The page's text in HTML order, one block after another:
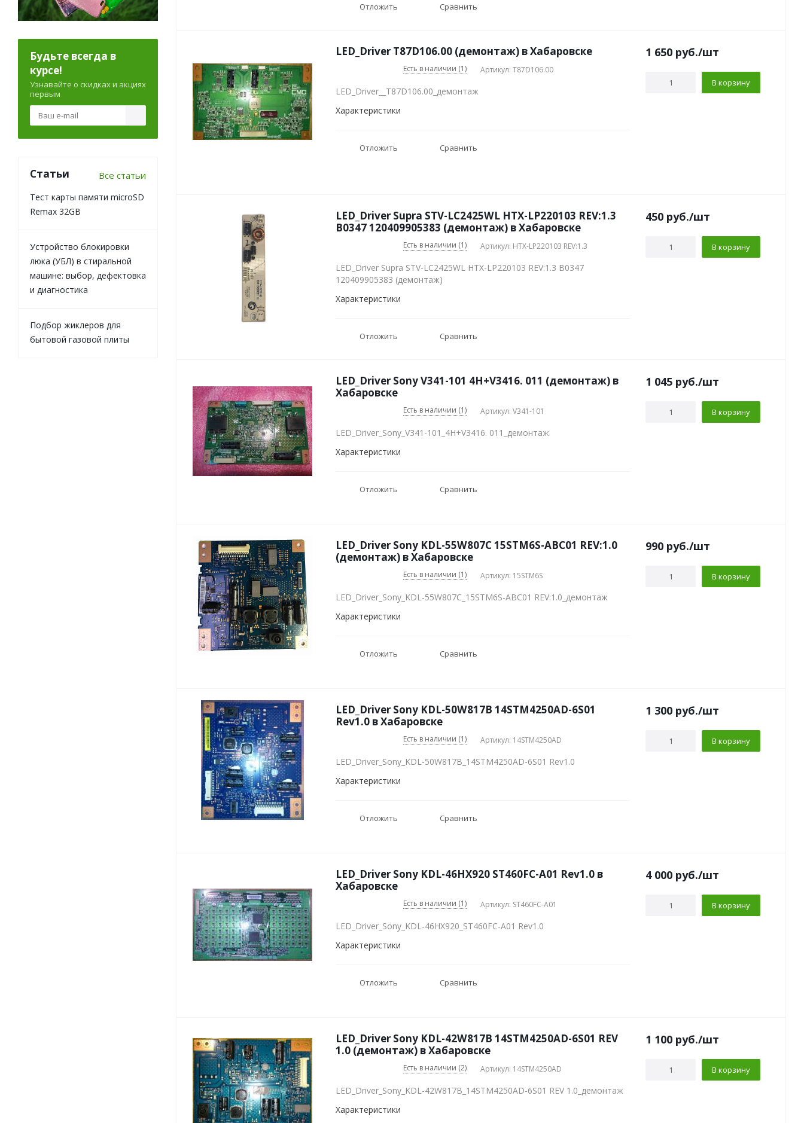
Отложить Сравнить
LED_Driver T87D106.00 (демонтаж) в Хабаровске
Есть в наличии (1) Артикул: T87D106.00
LED_Driver__T87D106.00_демонтаж
Характеристики
Отложить Сравнить
1 650 руб./шт
В корзину
LED_Driver Supra STV-LC2425WL HTX-LP220103 REV:1.3
B0347 120409905383 (демонтаж) в Хабаровске
Есть в наличии (1) Артикул: HTX-LP220103 REV:1.3
LED_Driver Supra STV-LC2425WL HTX-LP220103 REV:1.3 B0347
120409905383 (демонтаж)
Характеристики
Отложить Сравнить
450 руб./шт
В корзину
LED_Driver Sony V341-101 4H+V3416. 011 (демонтаж) в
Хабаровске
Есть в наличии (1) Артикул: V341-101
LED_Driver_Sony_V341-101_4H+V3416. 011_демонтаж
Характеристики
Отложить Сравнить
1 045 руб./шт
В корзину
LED_Driver Sony KDL-55W807C 15STM6S-ABC01 REV:1.0
(демонтаж) в Хабаровске
Есть в наличии (1) Артикул: 15STM6S
LED_Driver_Sony_KDL-55W807C_15STM6S-ABC01 REV:1.0_демонтаж
Характеристики
Отложить Сравнить
990 руб./шт
В корзину
LED_Driver Sony KDL-50W817B 14STM4250AD-6S01
Rev1.0 в Хабаровске
Есть в наличии (1) Артикул: 14STM4250AD
LED_Driver_Sony_KDL-50W817B_14STM4250AD-6S01 Rev1.0
Характеристики
Отложить Сравнить
1 300 руб./шт
В корзину
LED_Driver Sony KDL-46HX920 ST460FC-A01 Rev1.0 в
Хабаровске
Есть в наличии (1) Артикул: ST460FC-A01
LED_Driver_Sony_KDL-46HX920_ST460FC-A01 Rev1.0
Характеристики
Отложить Сравнить
4 000 руб./шт
В корзину
LED_Driver Sony KDL-42W817B 14STM4250AD-6S01 REV
1.0 (демонтаж) в Хабаровске
Есть в наличии (2) Артикул: 14STM4250AD
LED_Driver_Sony_KDL-42W817B_14STM4250AD-6S01 REV 1.0_демонтаж
Характеристики
1 100 руб./шт
В корзину
Будьте всегда в
курсе!
Узнавайте о скидках и акциях
первым
Статьи Все статьи
Тест карты памяти microSD
Remax 32GB
Устройство блокировки
люка (УБЛ) в стиральной
машине: выбор, дефектовка
и диагностика
Подбор жиклеров для
бытовой газовой плиты